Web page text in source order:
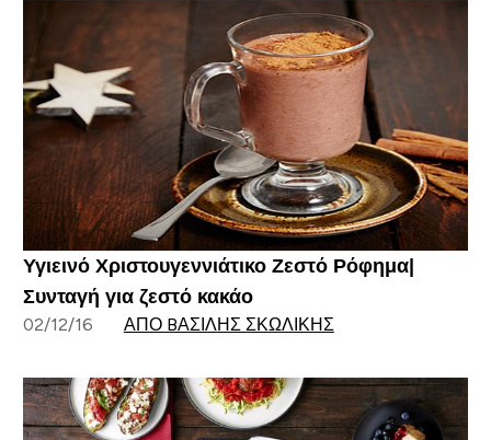
Υγιεινό Χριστουγεννιάτικο Ζεστό Ρόφημα|
Συνταγή για ζεστό κακάο
02/12/16 ΑΠΌ BΑΣΊΛΗΣ ΣΚΩΛΊΚΗΣ